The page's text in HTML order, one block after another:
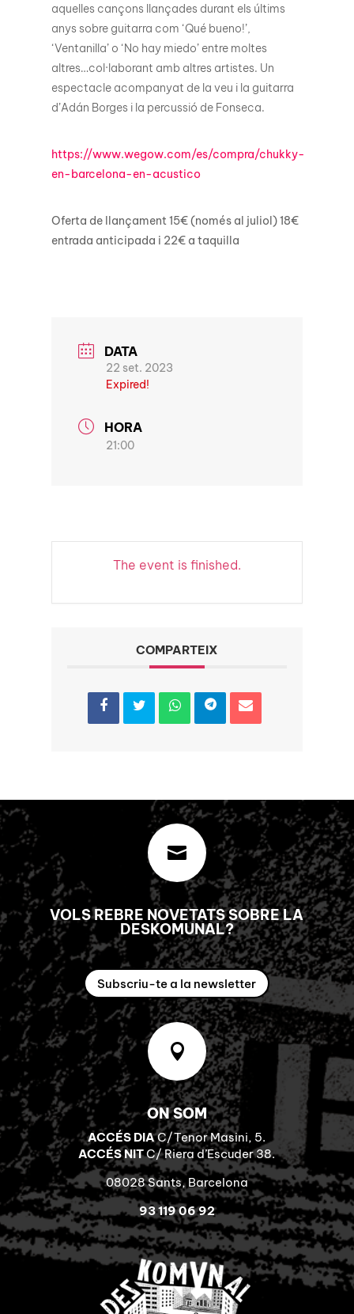
aquelles cançons llançades durant els últims
anys sobre guitarra com ‘Qué bueno!’,
‘Ventanilla’ o ‘No hay miedo’ entre moltes
altres…col·laborant amb altres artistes. Un
espectacle acompanyat de la veu i la guitarra
d’Adán Borges i la percussió de Fonseca.
https://www.wegow.com/es/compra/chukky-
en-barcelona-en-acustico
Oferta de llançament 15€ (només al juliol) 18€
entrada anticipada i 22€ a taquilla
DATA
22 set. 2023
Expired!
HORA
21:00
The event is finished.
COMPARTEIX

VOLS REBRE NOVETATS SOBRE LA
DESKOMUNAL?
Subscriu-te a la newsletter

ON SOM
ACCÉS DIAC/Tenor Masini, 5.
ACCÉS NITC/ Riera d’Escuder 38.
08028 Sants, Barcelona
93 119 06 92